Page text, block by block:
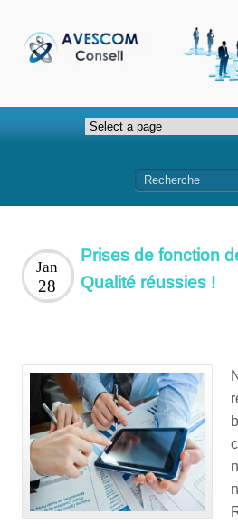
Prises de fonction
Qualité réussies !
Jan
28